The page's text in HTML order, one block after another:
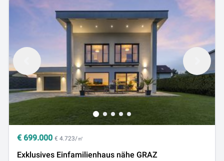
€ 699.000 € 4.723/㎡
Exklusives Einfamilienhaus nähe GRAZ